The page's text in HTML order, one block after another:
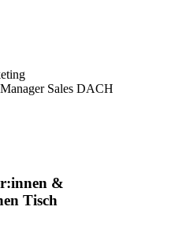
Sales DACH
&
Tisch